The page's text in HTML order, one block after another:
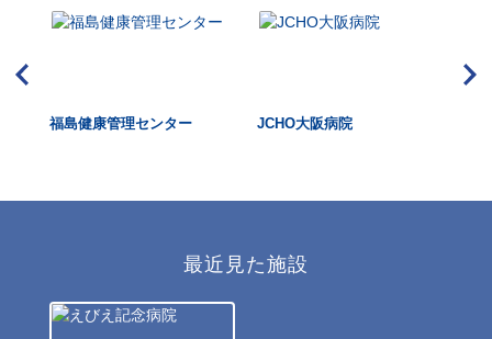
福島健康管理センター JCHO大阪病院
最近見た施設